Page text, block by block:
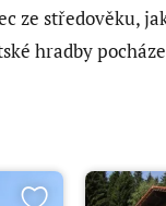
ze středověku,
hradby